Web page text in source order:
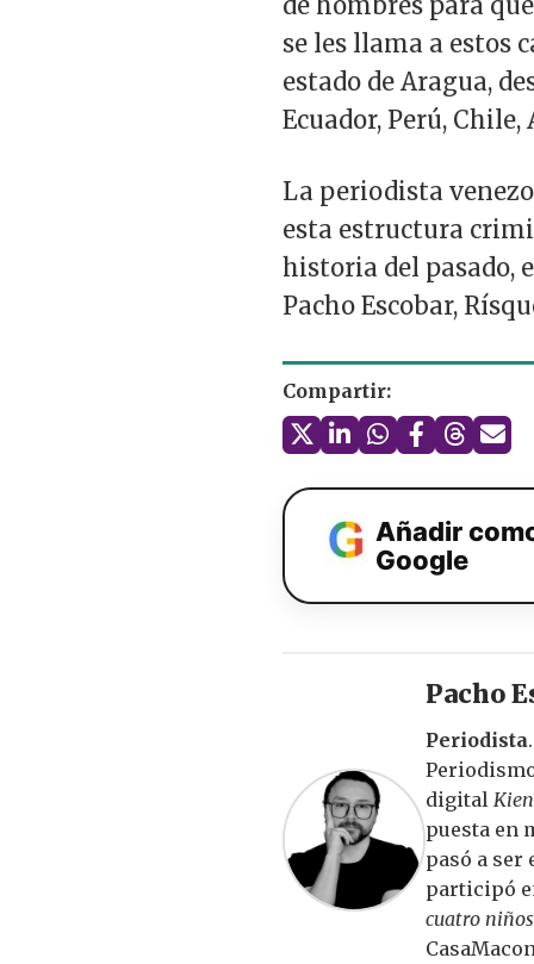
se les llama a estos
estado de Aragua,
Ecuador, Perú,
La periodista
esta estructura
historia del pasado,
Pacho Escobar,
Compartir:
Añadir
Google
Pacho
Periodista
digital
puesta en
pasó a ser
participó
cuatro